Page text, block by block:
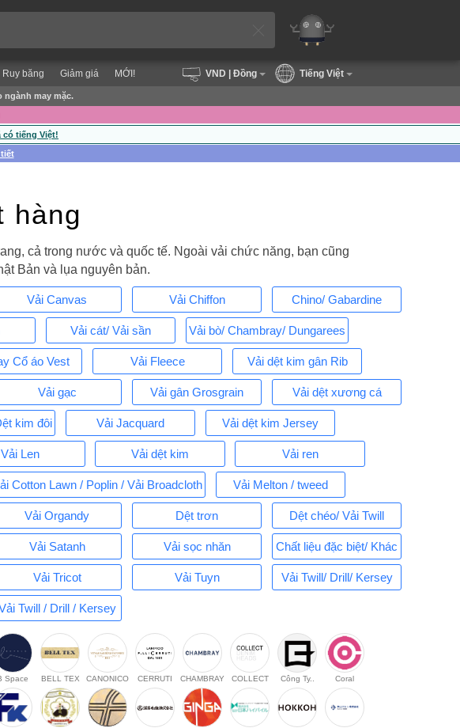
Ruy băng Giảm giá MỚI! VND | Đồng Tiếng Việt
ngành may mặc.
có tiếng Việt!
hàng
cả trong nước và quốc tế. Ngoài vải chức năng, bạn cũng
Bản và lụa nguyên bản.
Vải Canvas Vải Chiffon Chino/ Gabardine
Vải cát/ Vải sần Vải bò/ Chambray/ Dungarees
Cổ áo Vest Vải Fleece Vải dệt kim gân Rib
Vải gạc Vải gân Grosgrain Vải dệt xương cá
kim đôi Vải Jacquard Vải dệt kim Jersey
Vải Len Vải dệt kim Vải ren
Cotton Lawn / Poplin / Vải Broadcloth Vải Melton / tweed
Vải Organdy Dệt trơn Dệt chéo/ Vải Twill
Vải Satanh Vải sọc nhăn Chất liệu đặc biệt/ Khác
Vải Tricot Vải Tuyn Vải Twill/ Drill/ Kersey
Twill / Drill / Kersey
Space BELL TEX CANONICO CERRUTI CHAMBRAY COLLECT Công Ty.. Coral